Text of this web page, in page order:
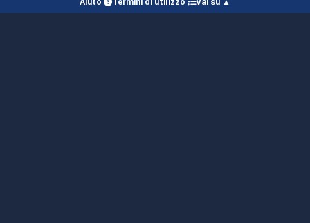
Aiuto
Termini di utilizzo Vai su ▲